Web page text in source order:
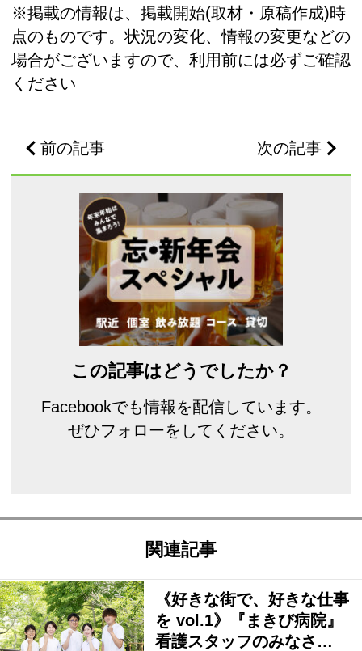
※掲載の情報は、掲載開始(取材・原稿作成)時
点のものです。状況の変化、情報の変更などの
場合がございますので、利用前には必ずご確認
ください
前の記事 次の記事
この記事はどうでしたか？
Facebookでも情報を配信しています。
ぜひフォローをしてください。
関連記事
《好きな街で、好きな仕事
を vol.1》『まきび病院』
看護スタッフのみなさ…